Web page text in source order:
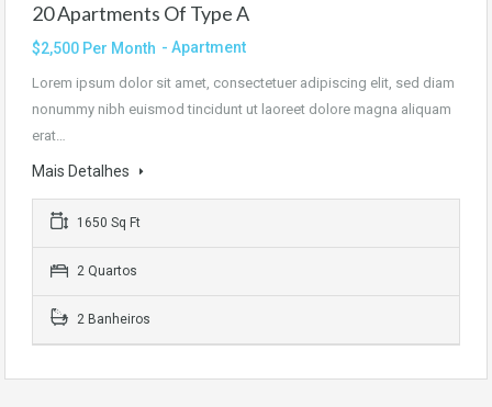
20 Apartments Of Type A
$2,500 Per Month - Apartment
Lorem ipsum dolor sit amet, consectetuer adipiscing elit, sed diam
nonummy nibh euismod tincidunt ut laoreet dolore magna aliquam
erat…
Mais Detalhes
1650 Sq Ft
2 Quartos
2 Banheiros